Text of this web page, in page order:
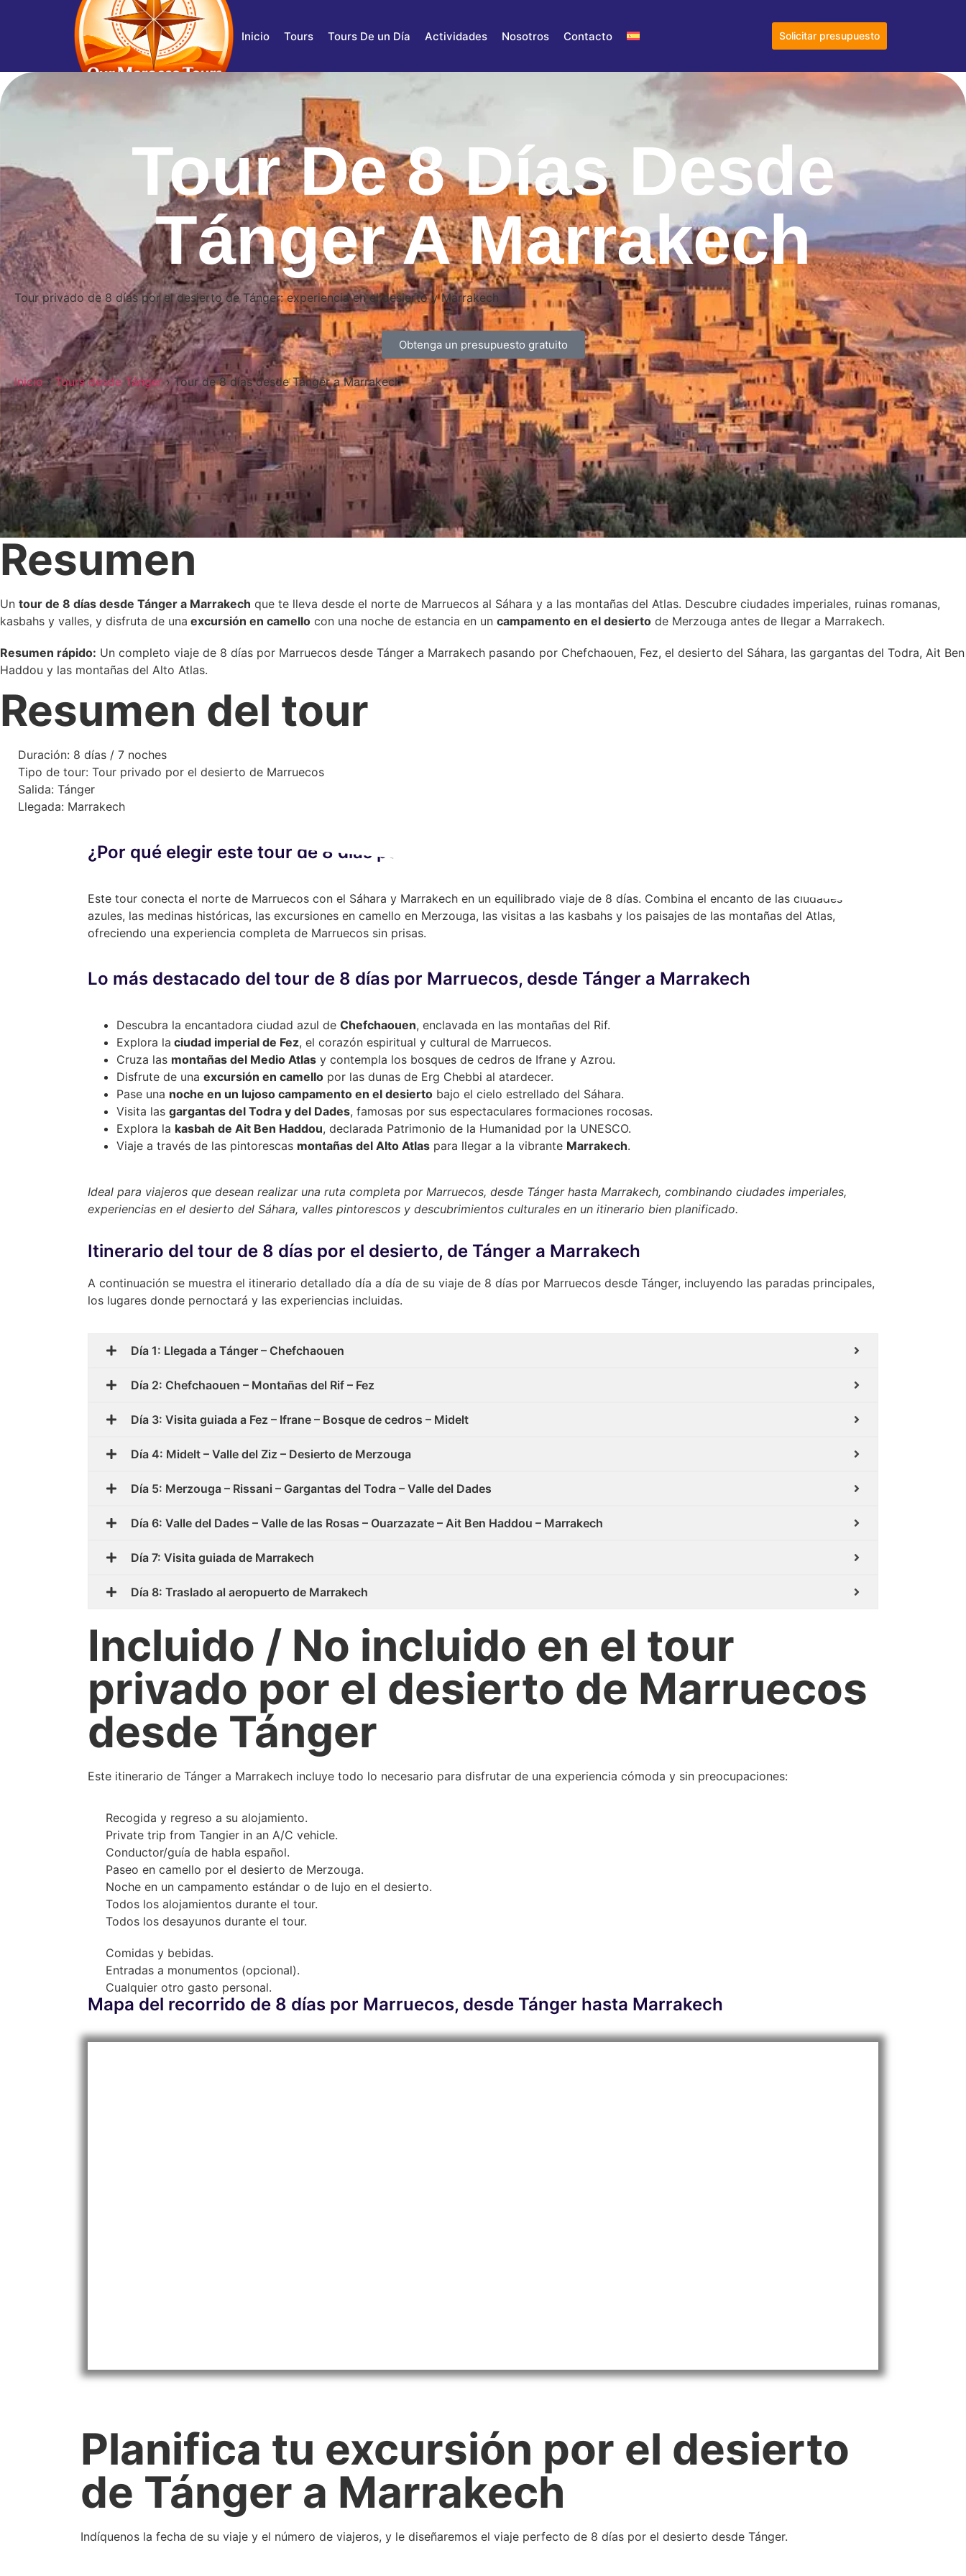
Inicio Tours Tours De un Día Actividades Nosotros Contacto Solicitar presupuesto
Tour De 8 Días Desde
Tánger A Marrakech
Tour privado de 8 días por el desierto de Tánger: experiencia en el desierto y Marrakech
Obtenga un presupuesto gratuito
Inicio›Tours desde Tánger› Tour de 8 días desde Tánger a Marrakech
Resumen
Un tour de 8 días desde Tánger a Marrakech que te lleva desde el norte de Marruecos al Sáhara y a las montañas del Atlas. Descubre ciudades imperiales, ruinas romanas,
kasbahs y valles, y disfruta de una excursión en camello con una noche de estancia en un campamento en el desierto de Merzouga antes de llegar a Marrakech.
Resumen rápido: Un completo viaje de 8 días por Marruecos desde Tánger a Marrakech pasando por Chefchaouen, Fez, el desierto del Sáhara, las gargantas del Todra, Ait Ben
Haddou y las montañas del Alto Atlas.
Resumen del tour
Duración: 8 días / 7 noches
Tipo de tour: Tour privado por el desierto de Marruecos
Salida: Tánger
Llegada: Marrakech
¿Por qué elegir este tour de 8 días por el desierto desde Tánger a Marrakech?
Este tour conecta el norte de Marruecos con el Sáhara y Marrakech en un equilibrado viaje de 8 días. Combina el encanto de las ciudades
azules, las medinas históricas, las excursiones en camello en Merzouga, las visitas a las kasbahs y los paisajes de las montañas del Atlas,
ofreciendo una experiencia completa de Marruecos sin prisas.
Lo más destacado del tour de 8 días por Marruecos, desde Tánger a Marrakech
Descubra la encantadora ciudad azul de Chefchaouen, enclavada en las montañas del Rif.
Explora la ciudad imperial de Fez, el corazón espiritual y cultural de Marruecos.
Cruza las montañas del Medio Atlas y contempla los bosques de cedros de Ifrane y Azrou.
Disfrute de una excursión en camello por las dunas de Erg Chebbi al atardecer.
Pase una noche en un lujoso campamento en el desierto bajo el cielo estrellado del Sáhara.
Visita las gargantas del Todra y del Dades, famosas por sus espectaculares formaciones rocosas.
Explora la kasbah de Ait Ben Haddou, declarada Patrimonio de la Humanidad por la UNESCO.
Viaje a través de las pintorescas montañas del Alto Atlas para llegar a la vibrante Marrakech.
Ideal para viajeros que desean realizar una ruta completa por Marruecos, desde Tánger hasta Marrakech, combinando ciudades imperiales,
experiencias en el desierto del Sáhara, valles pintorescos y descubrimientos culturales en un itinerario bien planificado.
Itinerario del tour de 8 días por el desierto, de Tánger a Marrakech
A continuación se muestra el itinerario detallado día a día de su viaje de 8 días por Marruecos desde Tánger, incluyendo las paradas principales,
los lugares donde pernoctará y las experiencias incluidas.
Día 1: Llegada a Tánger – Chefchaouen
Día 2: Chefchaouen – Montañas del Rif – Fez
Día 3: Visita guiada a Fez – Ifrane – Bosque de cedros – Midelt
Día 4: Midelt – Valle del Ziz – Desierto de Merzouga
Día 5: Merzouga – Rissani – Gargantas del Todra – Valle del Dades
Día 6: Valle del Dades – Valle de las Rosas – Ouarzazate – Ait Ben Haddou – Marrakech
Día 7: Visita guiada de Marrakech
Día 8: Traslado al aeropuerto de Marrakech
Incluido / No incluido en el tour
privado por el desierto de Marruecos
desde Tánger
Este itinerario de Tánger a Marrakech incluye todo lo necesario para disfrutar de una experiencia cómoda y sin preocupaciones:
Recogida y regreso a su alojamiento.
Private trip from Tangier in an A/C vehicle.
Conductor/guía de habla español.
Paseo en camello por el desierto de Merzouga.
Noche en un campamento estándar o de lujo en el desierto.
Todos los alojamientos durante el tour.
Todos los desayunos durante el tour.
Comidas y bebidas.
Entradas a monumentos (opcional).
Cualquier otro gasto personal.
Mapa del recorrido de 8 días por Marruecos, desde Tánger hasta Marrakech
Planifica tu excursión por el desierto
de Tánger a Marrakech
Indíquenos la fecha de su viaje y el número de viajeros, y le diseñaremos el viaje perfecto de 8 días por el desierto desde Tánger.